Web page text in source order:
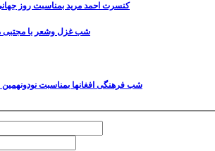
کنسرت احمد مرید بمناسبت روز
شب غزل وشعر با مجتبی
شب فرهنگی افغانها بمناسبت نودونهمین